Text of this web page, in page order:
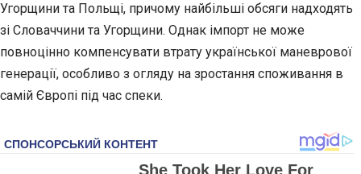
Угорщини та Польщі, причому найбільші обсяги надходять
зі Словаччини та Угорщини. Однак імпорт не може
повноцінно компенсувати втрату української маневрової
генерації, особливо з огляду на зростання споживання в
самій Європі під час спеки.